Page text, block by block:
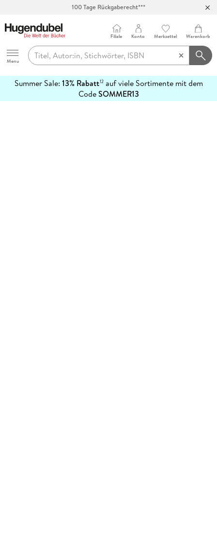
100 Tage Rückgaberecht***
Hugendubel
Menu
Filiale Konto Merkzettel Warenkorb
Summer Sale: 13% Rabatt12auf viele Sortimente mit dem
CodeSOMMER13
erfahren